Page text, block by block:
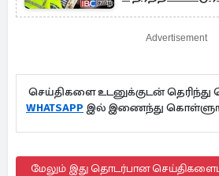
Advertisement
செய்திகளை உடனுக்குடன் தெரிந்து
WHATSAPP இல் இணைந்து
மேலும் இது தொடர்பான செய்திகளைப்